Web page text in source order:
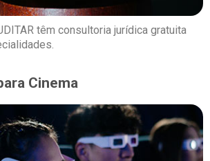
têm consultoria jurídica gratuita
Cinema